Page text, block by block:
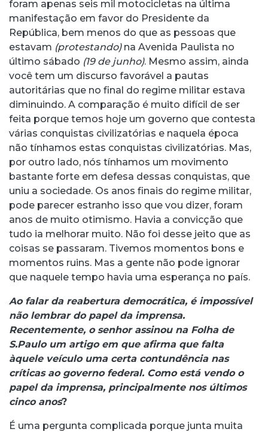
foram apenas seis mil motocicletas na última
manifestação em favor do Presidente da
República, bem menos do que as pessoas que
estavam (protestando)na Avenida Paulista no
último sábado (19 de junho). Mesmo assim, ainda
você tem um discurso favorável a pautas
autoritárias que no final do regime militar estava
diminuindo. A comparação é muito difícil de ser
feita porque temos hoje um governo que contesta
várias conquistas civilizatórias e naquela época
não tínhamos estas conquistas civilizatórias. Mas,
por outro lado, nós tínhamos um movimento
bastante forte em defesa dessas conquistas, que
uniu a sociedade. Os anos finais do regime militar,
pode parecer estranho isso que vou dizer, foram
anos de muito otimismo. Havia a convicção que
tudo ia melhorar muito. Não foi desse jeito que as
coisas se passaram. Tivemos momentos bons e
momentos ruins. Mas a gente não pode ignorar
que naquele tempo havia uma esperança no país.
Ao falar da reabertura democrática, é impossível
não lembrar do papel da imprensa.
Recentemente, o senhor assinou na Folha de
S.Paulo um artigo em que afirma que falta
àquele veículo uma certa contundência nas
críticas ao governo federal. Como está vendo o
papel da imprensa, principalmente nos últimos
cinco anos?
É uma pergunta complicada porque junta muita